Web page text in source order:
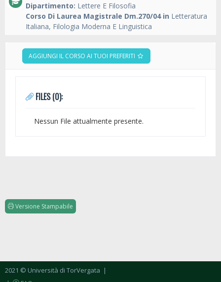
Dipartimento: Lettere E Filosofia
Corso Di Laurea Magistrale Dm.270/04 in Letteratura
Italiana, Filologia Moderna E Linguistica
AGGIUNGI IL CORSO AI TUOI PREFERITI
FILES (0):
Nessun File attualmente presente.
Versione Stampabile
2021 © Università di TorVergata |